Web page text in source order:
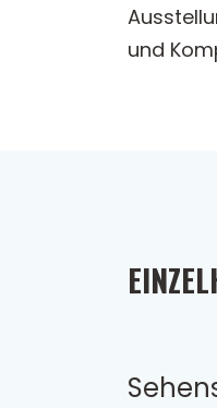
und